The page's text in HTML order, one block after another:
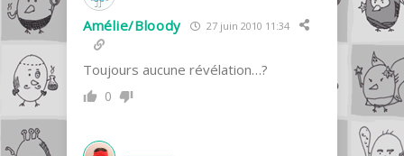
Amélie/Bloody 27 juin 2010 11:34
Toujours aucune révélation…?
0